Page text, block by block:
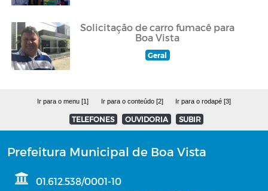
Solicitação de carro fumacê para
Boa Vista
Geral
Ir para o menu [1] Ir para o conteúdo [2] Ir para o rodapé [3]
TELEFONES OUVIDORIA SUBIR
Prefeitura Municipal de Boa Vista
01.612.538/0001-10